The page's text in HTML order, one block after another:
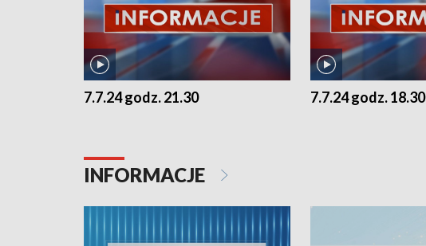
7.7.24 godz. 21.30 7.7.24 godz. 18.30
INFORMACJE